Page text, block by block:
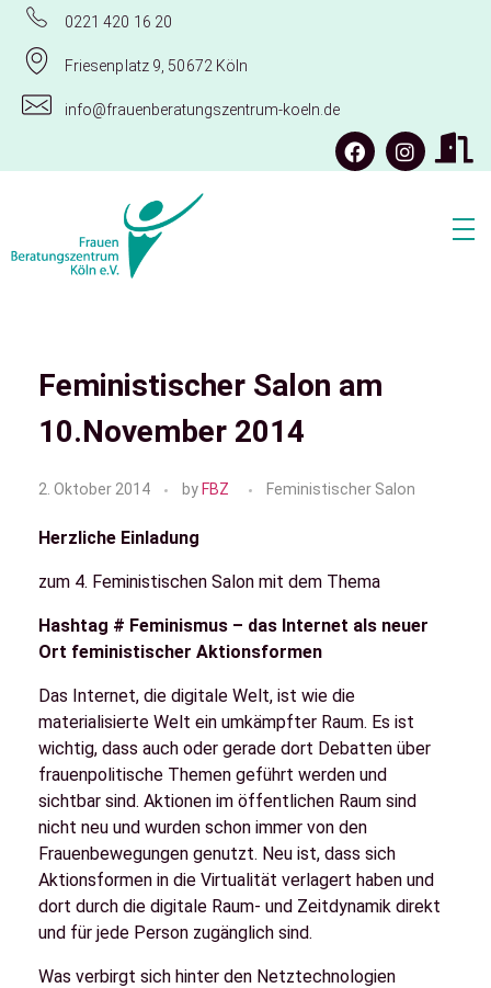
0221 420 16 20
Friesenplatz 9, 50672 Köln
info@frauenberatungszentrum-koeln.de
Feministischer Salon am
10.November 2014
2. Oktober 2014 by FBZ Feministischer Salon
Herzliche Einladung
zum 4. Feministischen Salon mit dem Thema
Hashtag # Feminismus – das Internet als neuer
Ort feministischer Aktionsformen
Das Internet, die digitale Welt, ist wie die
materialisierte Welt ein umkämpfter Raum. Es ist
wichtig, dass auch oder gerade dort Debatten über
frauenpolitische Themen geführt werden und
sichtbar sind. Aktionen im öffentlichen Raum sind
nicht neu und wurden schon immer von den
Frauenbewegungen genutzt. Neu ist, dass sich
Aktionsformen in die Virtualität verlagert haben und
dort durch die digitale Raum- und Zeitdynamik direkt
und für jede Person zugänglich sind.
Was verbirgt sich hinter den Netztechnologien